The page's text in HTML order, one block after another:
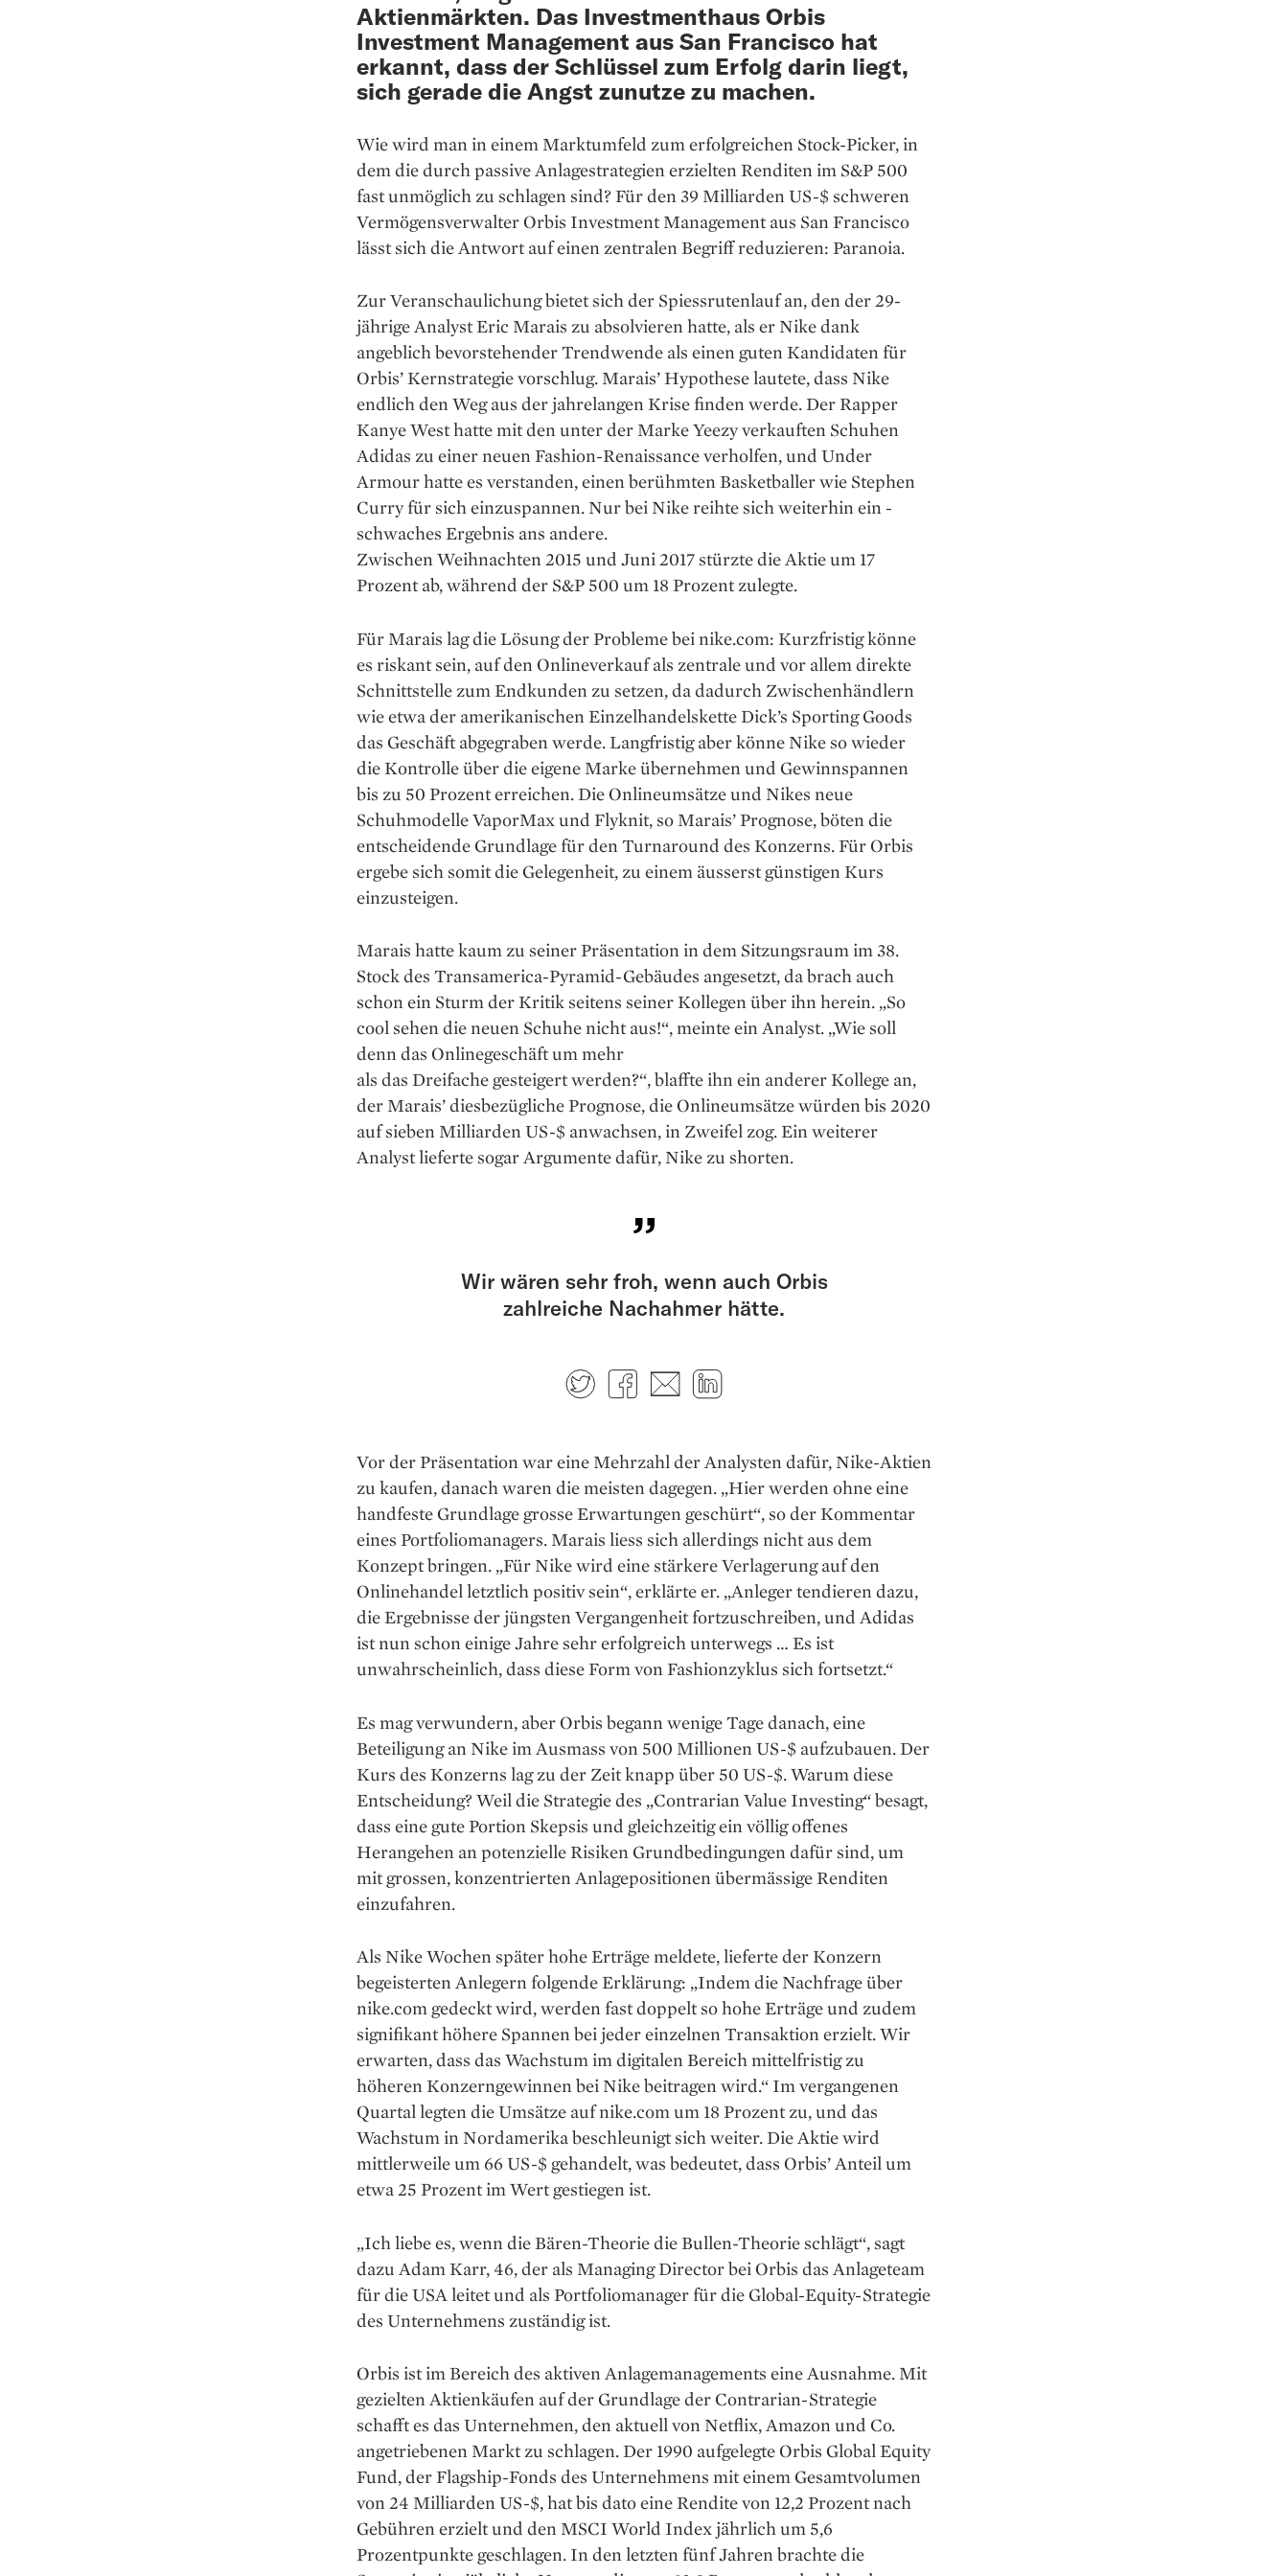
Aktienmärkten. Das Investmenthaus Orbis
Investment Management aus San Francisco hat
erkannt, dass der Schlüssel zum Erfolg darin liegt,
sich gerade die Angst zunutze zu machen.
Wie wird man in einem Marktumfeld zum erfolgreichen Stock-Picker, in
dem die durch passive Anlagestrategien erzielten Renditen im S&P 500
fast unmöglich zu schlagen sind? Für den 39 Milliarden US-$ schweren
Vermögensverwalter Orbis Investment Management aus San Francisco
lässt sich die Antwort auf einen zentralen Begriff reduzieren: Paranoia.
Zur Veranschaulichung bietet sich der Spiessrutenlauf an, den der 29-
jährige Analyst Eric Marais zu absolvieren hatte, als er Nike dank
angeblich bevorstehender Trendwende als einen guten Kandidaten für
Orbis’ Kernstrategie vorschlug. Marais’ Hypothese lautete, dass Nike
endlich den Weg aus der jahre­langen Krise finden werde. Der Rapper
Kanye West hatte mit den unter der Marke Yeezy verkauften Schuhen
Adidas zu einer neuen Fashion-­Renaissance verholfen, und Under
Armour hatte es verstanden, einen berühmten Basketballer wie Stephen
Curry für sich einzuspannen. Nur bei Nike reihte sich weiterhin ein ­
schwaches Ergebnis ans andere.
Zwischen Weihnachten 2015 und Juni 2017 stürzte die Aktie um 17
Prozent ab, während der S&P 500 um 18 Prozent zulegte.
Für Marais lag die Lösung der Probleme bei nike.com: Kurzfristig könne
es riskant sein, auf den Onlineverkauf als zentrale und vor allem direkte
Schnittstelle zum Endkunden zu setzen, da dadurch Zwischenhändlern
wie etwa der amerikanischen Einzelhandelskette Dick’s Sporting Goods
das Geschäft abgegraben werde. Langfristig aber könne Nike so wieder
die Kontrolle über die eigene Marke übernehmen und Gewinnspannen
bis zu 50 Prozent erreichen. Die Onlineumsätze und Nikes neue
Schuhmodelle VaporMax und Flyknit, so Marais’ Prognose, böten die
entscheidende Grundlage für den Turnaround des Konzerns. Für Orbis
ergebe sich somit die Gelegenheit, zu einem äusserst günstigen Kurs
einzusteigen.
Marais hatte kaum zu seiner Präsentation in dem Sitzungsraum im 38.
Stock des Transamerica-Pyra­mid-Gebäudes angesetzt, da brach auch
schon ein Sturm der Kritik seitens seiner Kollegen über ihn herein. „So
cool sehen die neuen Schuhe nicht aus!“, meinte ein Analyst. „Wie soll
denn das Onlinegeschäft um mehr
als das Dreifache gesteigert werden?“, blaffte ihn ein anderer Kollege an,
der Marais’ diesbezügliche ­Prognose, die Onlineumsätze würden bis 2020
auf sieben Milliarden US-$ anwachsen, in Zweifel zog. Ein weiterer
Analyst lieferte sogar Argumente dafür, Nike zu shorten.
Wir wären sehr froh, wenn auch Orbis
zahlreiche Nachahmer hätte.
TwitterFacebook
E-mail
Vor der Präsentation war eine Mehrzahl der Analysten dafür, Nike-Aktien
zu kaufen, danach waren die meisten dagegen. „Hier werden ohne eine
handfeste Grundlage grosse Erwartungen geschürt“, so der Kommentar
eines Portfoliomanagers. Marais liess sich allerdings nicht aus dem
Konzept bringen. „Für Nike wird eine stärkere Verlagerung auf den
Onlinehandel letztlich positiv sein“, erklärte er. „Anleger tendieren dazu,
die Ergebnisse der jüngsten Vergangenheit fortzuschreiben, und Adidas
ist nun schon einige Jahre sehr erfolgreich unterwegs … Es ist
unwahrscheinlich, dass diese Form von Fashionzyklus sich fortsetzt.“
Es mag verwundern, aber Orbis begann wenige Tage danach, eine
Beteiligung an Nike im Ausmass von 500 Millionen US-$ aufzubauen. Der
Kurs des Konzerns lag zu der Zeit knapp über 50 US-$. Warum diese
Entscheidung? Weil die Strategie des „Contrarian Value Investing“ besagt,
dass eine gute Portion Skepsis und gleichzeitig ein völlig offenes
Herangehen an potenzielle Risiken Grundbedingungen dafür sind, um
mit grossen, konzentrierten Anlage­positionen übermässige Renditen
einzufahren.
Als Nike Wochen später hohe Erträge meldete, lieferte der Konzern
begeisterten Anlegern folgende Er­klärung: „Indem die Nachfrage über
nike.com gedeckt wird, werden fast doppelt so hohe Erträge und zudem
signifikant höhere Spannen bei jeder einzelnen Transaktion erzielt. Wir
erwarten, dass das Wachstum im digitalen Bereich mittelfristig zu
höheren Konzerngewinnen bei Nike beitragen wird.“ Im vergangenen
Quartal legten die Umsätze auf nike.com um 18 Prozent zu, und das
Wachstum in Nordamerika beschleunigt sich weiter. Die Aktie wird
mittlerweile um 66 US-$ gehandelt, was bedeutet, dass Orbis’ Anteil um
etwa 25 Prozent im Wert gestiegen ist.
„Ich liebe es, wenn die Bären-­Theo­rie die Bullen-Theorie schlägt“, sagt
dazu Adam Karr, 46, der als Managing Director bei Orbis das Anlageteam
für die USA leitet und als Portfoliomanager für die Global-­Equity-Strategie
des Unternehmens zuständig ist.
Orbis ist im Bereich des aktiven Anlagemanagements eine Ausnahme. Mit
gezielten Aktienkäufen auf der Grundlage der Contrarian-Strategie
schafft es das Unternehmen, den aktuell von Netflix, Amazon und Co.
angetriebenen Markt zu schlagen. Der 1990 aufgelegte Orbis Global Equity
Fund, der Flagship-Fonds des Unternehmens mit einem Gesamt­volumen
von 24 Milliarden US-$, hat bis dato eine Rendite von 12,2 Prozent nach
Gebühren erzielt und den MSCI World Index jährlich um 5,6
Prozentpunkte geschlagen. In den letzten fünf Jahren brachte die